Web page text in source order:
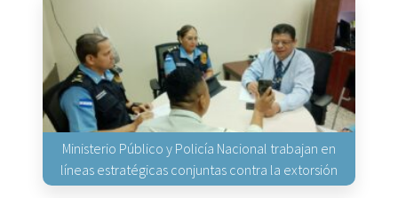
Ministerio Público y Policía Nacional trabajan en
líneas estratégicas conjuntas contra la extorsión